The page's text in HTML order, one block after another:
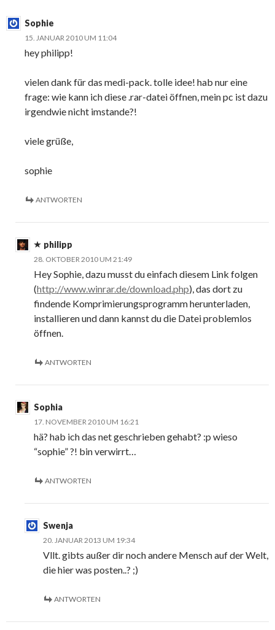
Sophie
15. JANUAR 2010 UM 11:04
hey philipp!
vielen dank für das medi-pack. tolle idee! hab nur eine
frage: wie kann ich diese .rar-datei öffnen, mein pc ist dazu
irgendwie nicht imstande?!
viele grüße,
sophie
ANTWORTEN
philipp
28. OKTOBER 2010 UM 21:49
Hey Sophie, dazu musst du einfach diesem Link folgen
(http://www.winrar.de/download.php), das dort zu
findende Komprimierungsprogramm herunterladen,
installieren und dann kannst du die Datei problemlos
öffnen.
ANTWORTEN
Sophia
17. NOVEMBER 2010 UM 16:21
hä? hab ich das net geschrieben gehabt? :p wieso
“sophie” ?! bin verwirrt…
ANTWORTEN
Swenja
20. JANUAR 2013 UM 19:34
Vllt. gibts außer dir noch andere Mensch auf der Welt,
die hier was posten..? ;)
ANTWORTEN